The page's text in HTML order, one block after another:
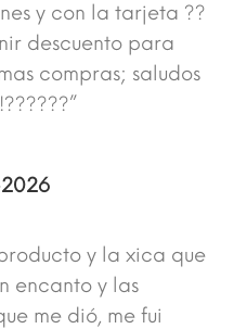
y con la tarjeta ??
descuento para
compras; saludos
2026
y la xica que
encanto y las
me dió, me fui